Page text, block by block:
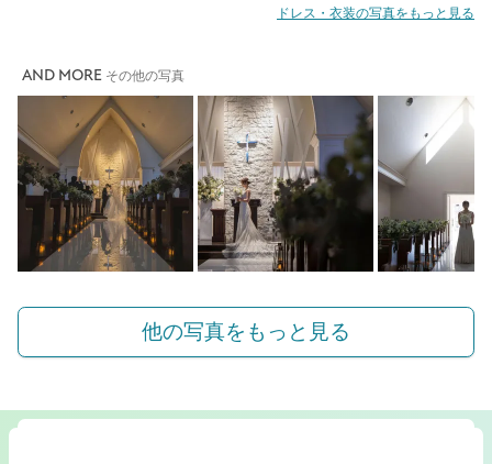
ドレス・衣装の写真をもっと見る
AND MORE その他の写真
他の写真をもっと見る